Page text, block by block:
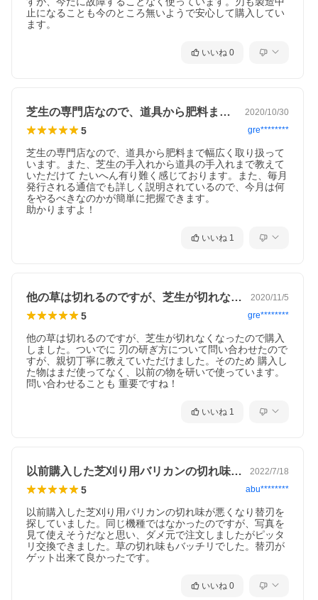
止になることも今のところ無いようで安心して購入してい
ます。
いいね 0
芝生の専門店なので、道具から肥料まで幅… 2020/10/30
5 gre********
芝生の専門店なので、道具から肥料まで幅広く取り扱って
います。また、芝生の手入れから道具の手入れまで教えて
いただけて たいへん有り難く感じております。また、毎月
発行される通信でも詳しく説明されているので、今月は何
をやるべきなのかが簡単に把握できます。
助かりますよ！
いいね 1
他の草は切れるのですが、芝生が切れなく… 2020/11/5
5 gre********
他の草は切れるのですが、芝生が切れなくなったので購入
しました。ついでに 刃の研ぎ方について問い合わせたので
すが、親切丁寧に教えていただけました。そのため 購入し
た物はまだ使ってなく、以前の物を研いで使っています。
問い合わせることも 重要ですね！
いいね 1
以前購入した芝刈り用バリカンの切れ味が… 2022/7/18
5 abu********
以前購入した芝刈り用バリカンの切れ味が悪くなり替刃を
探していました。同じ機種ではなかったのですが、写真を
見て使えそうだなと思い、ダメ元で注文しましたがピッタ
リ交換できました。草の切れ味もバッチリでした。替刃が
ゲット出来て良かったです。
いいね 0